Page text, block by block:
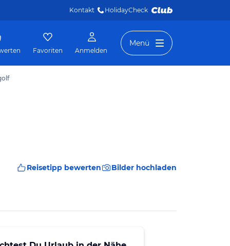
Kontakt HolidayCheck
Favoriten Anmelden
Menü
Reisetipp bewerten Bilder hochladen